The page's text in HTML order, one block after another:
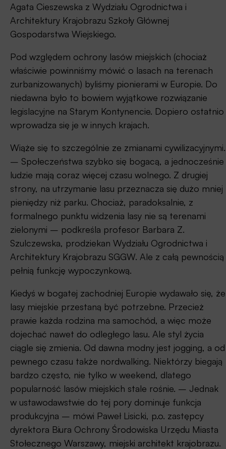
Agata Cieszewska z Wydziału Ogrodnictwa i
Architektury Krajobrazu Szkoły Głównej
Gospodarstwa Wiejskiego.
Pod względem ochrony lasów miejskich (chociaż
właściwie powinniśmy mówić o lasach na terenach
zurbanizowanych) byliśmy pionierami w Europie. Do
niedawna było to bowiem wyjątkowe rozwiązanie
legislacyjne na Starym Kontynencie. Dopiero ostatnio
wprowadza się je w innych krajach.
Wiąże się to szczególnie ze zmianami cywilizacyjnymi.
– Społeczeństwa szybko się bogacą, a jednocześnie
ludzie mają coraz więcej czasu wolnego. Z drugiej
strony, na utrzymanie lasu przeznacza się dużo mniej
pieniędzy niż parku. Chociaż, paradoksalnie, z
formalnego punktu widzenia lasy nie są terenami
zielonymi – podkreśla profesor Barbara Z.
Szulczewska, prodziekan Wydziału Ogrodnictwa i
Architektury Krajobrazu SGGW. Ale z całą pewnością
pełnią funkcję wypoczynkową.
Kiedyś w bogatej zachodniej Europie wydawało się, że
lasy miejskie przestaną być potrzebne. Przecież
prawie każda rodzina ma samochód, a więc może
dojechać nawet do odległego lasu. Ale styl życia
ciągle się zmienia. Od dawna modny jest jogging, a od
pewnego czasu także nordwalking. Niektórzy biegają
bardzo często, nie tylko w weekend, dlatego
popularność lasów miejskich stale rośnie. – Jednak
w ustawodawstwie do tej pory dominuje funkcja
produkcyjna – mówi Paweł Lisicki, p.o. zastępcy
dyrektora Biura Ochrony Środowiska Urzędu Miasta
Stołecznego Warszawy, miejski architekt krajobrazu.